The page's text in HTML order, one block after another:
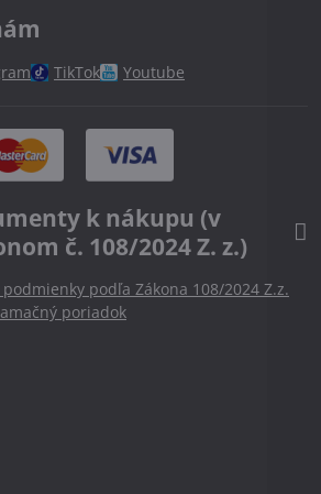
TikTok Youtube
k nákupu (v
č. 108/2024 Z. z.)
podľa Zákona 108/2024 Z.z.
poriadok